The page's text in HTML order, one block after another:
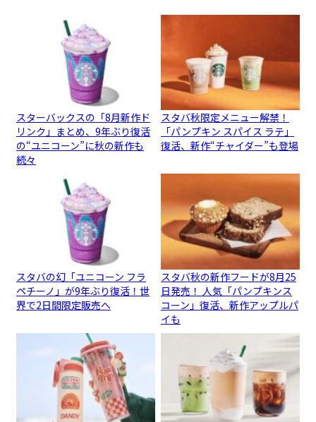
スターバックスの「8月新作ド
リンク」まとめ、9年ぶり復活
の“ユニコーン”に秋の新作も
続々
スタバ秋限定メニュー解禁！
「パンプキン スパイス ラテ」
復活、新作“チャイダー”も登場
スタバの幻「ユニコーン フラ
ペチーノ」が9年ぶり復活！世
界で2日間限定販売へ
スタバ秋の新作フードが8月25
日発売！ 人気「パンプキンス
コーン」復活、新作アップルパ
イも